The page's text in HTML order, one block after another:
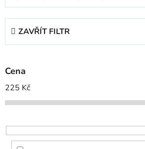
z
p
r
o
d
k
t
ZAVŘÍT FILTR
Cena
225 Kč